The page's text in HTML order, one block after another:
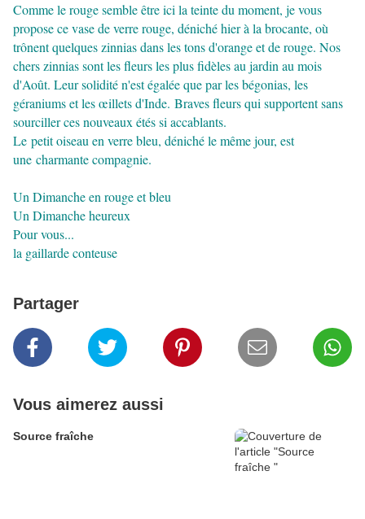
Comme le rouge semble être ici la teinte du moment, je vous
propose ce vase de verre rouge, déniché hier à la brocante, où
trônent quelques zinnias dans les tons d'orange et de rouge. Nos
chers zinnias sont les fleurs les plus fidèles au jardin au mois
d'Août. Leur solidité n'est égalée que par les bégonias, les
géraniums et les œillets d'Inde. Braves fleurs qui supportent sans
sourciller ces nouveaux étés si accablants.
Le petit oiseau en verre bleu, déniché le même jour, est
une charmante compagnie.
Un Dimanche en rouge et bleu
Un Dimanche heureux
Pour vous...
la gaillarde conteuse
Partager
Vous aimerez aussi
Source fraîche